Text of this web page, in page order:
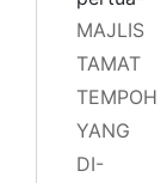
MAJLIS
TAMAT
TEMPOH
YANG
DI-